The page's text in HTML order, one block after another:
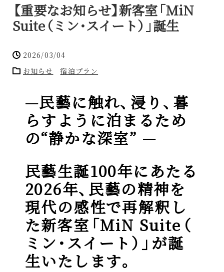
【重要なお知らせ】新客室「MiN
Suite（ミン・スイート）」誕生
2026/03/04
お知らせ
宿泊プラン
—民藝に触れ、浸り 、暮
らすように泊まるため
の“静かな深室” —
民藝生誕100年にあたる
2026年、民藝の精神を
現代の感性で再解釈し
た新客室「MiN Suite（
ミン・スイート ）」が誕
生いたします。